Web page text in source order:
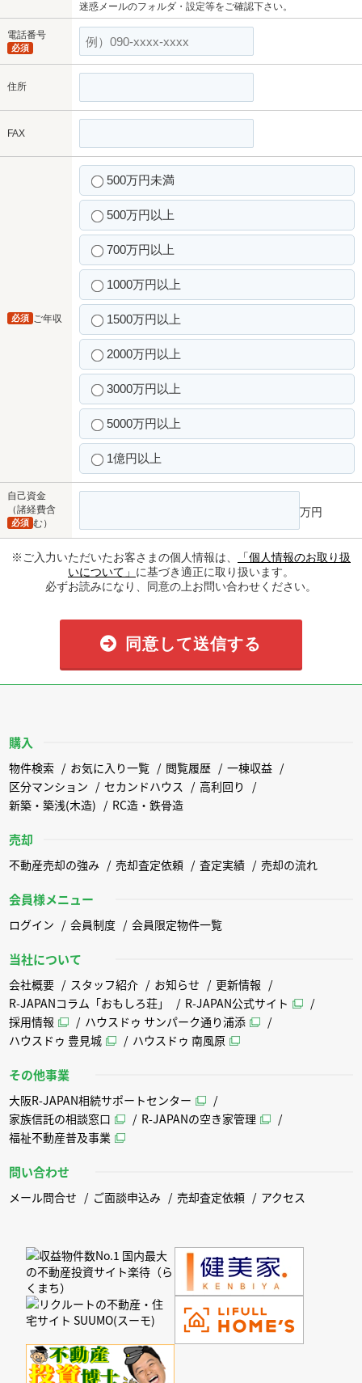
迷惑メールのフォルダ・設定等をご確認下さい。
電話番号
必須
住所
FAX
ご年収
必須
500万円未満
500万円以上
700万円以上
1000万円以上
1500万円以上
2000万円以上
3000万円以上
5000万円以上
1億円以上
自己資金
（諸経費含
む）
必須
万円
※ご入力いただいたお客さまの個人情報は、
「個人情報のお取り扱
いについて」 に基づき適正に取り扱います。
必ずお読みになり、同意の上お問い合わせください。
同意して送信する
購入
物件検索 お気に入り一覧 閲覧履歴
一棟収益
区分マンション
セカンドハウス
高利回り
新築・築浅(木造)
RC造・鉄骨造
売却
不動産売却の強み 売却査定依頼 査定実績 売却の流れ
会員様メニュー
ログイン 会員制度 会員限定物件一覧
当社について
会社概要 スタッフ紹介 お知らせ
更新情報
R-JAPANコラム「おもしろ荘」
R-JAPAN公式サイト
採用情報
ハウスドゥ サンパーク通り浦添
ハウスドゥ 豊見城
ハウスドゥ 南風原
その他事業
大阪R-JAPAN相続サポートセンター
家族信託の相談窓口
R-JAPANの空き家管理
福祉不動産普及事業
問い合わせ
メール問合せ ご面談申込み 売却査定依頼 アクセス